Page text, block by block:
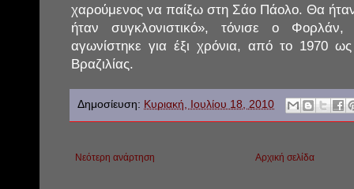
χαρούμενος να παίξω στη Σάο Πάολο. Θα ήταν
ήταν συγκλονιστικό», τόνισε ο
αγωνίστηκε για έξι χρόνια, από το 1970
Βραζιλίας.
Δημοσίευση: Κυριακή, Ιουλίου 18, 2010
Νεότερη ανάρτηση Αρχική σελίδα